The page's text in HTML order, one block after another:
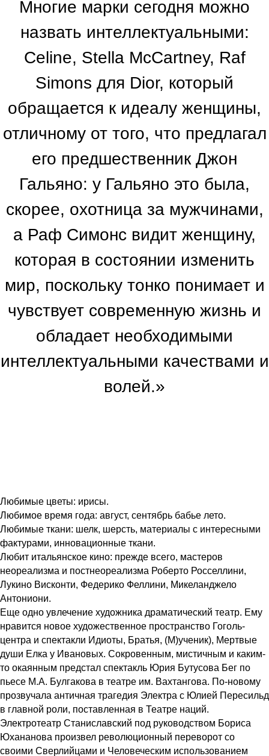
Многие марки сегодня можно
назвать интеллектуальными:
Celine, Stella McCartney, Raf
Simons для Dior, который
обращается к идеалу женщины,
отличному от того, что предлагал
его предшественник Джон
Гальяно: у Гальяно это была,
скорее, охотница за мужчинами,
а Раф Симонс видит женщину,
которая в состоянии изменить
мир, поскольку тонко понимает и
чувствует современную жизнь и
обладает необходимыми
интеллектуальными качествами и
волей.»
Любимые цветы: ирисы.
Любимое время года: август, сентябрь бабье лето.
Любимые ткани: шелк, шерсть, материалы с интересными
фактурами, инновационные ткани.
Любит итальянское кино: прежде всего, мастеров
неореализма и постнеореализма Роберто Росселлини,
Лукино Висконти, Федерико Феллини, Микеланджело
Антониони.
Еще одно увлечение художника драматический театр. Ему
нравится новое художественное пространство Гоголь-
центра и спектакли Идиоты, Братья, (М)ученик), Мертвые
души Елка у Ивановых. Сокровенным, мистичным и каким-
то окаянным предстал спектакль Юрия Бутусова Бег по
пьесе М.А. Булгакова в театре им. Вахтангова. По-новому
прозвучала античная трагедия Электра с Юлией Пересильд
в главной роли, поставленная в Театре наций.
Электротеатр Станиславский под руководством Бориса
Юхананова произвел революционный переворот со
своими Сверлийцами и Человеческим использованием